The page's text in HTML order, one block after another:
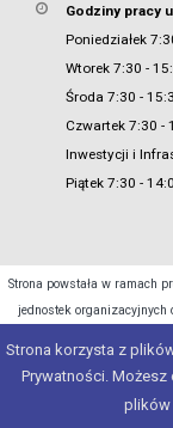
Strona korzysta z
Prywatności.
plików
Godziny pracy
Poniedziałek
Wtorek 7:30 -
Środa 7:30 -
Czwartek 7:30 -
Inwestycji i
Piątek 7:30 -
Strona powstała w ramach
jednostek organizacyjnych
Copyright 2015 - 2026
Projekt i